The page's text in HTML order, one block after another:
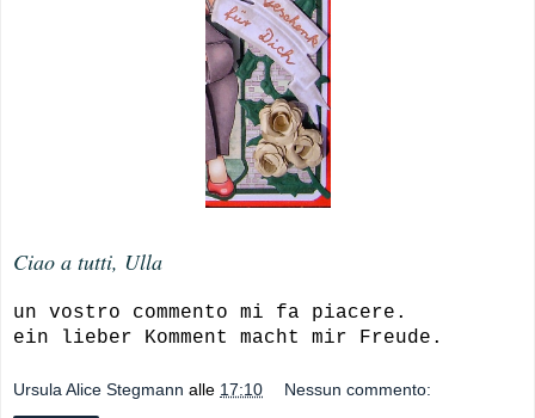
Ciao a tutti, Ulla
un vostro commento mi fa piacere.
ein lieber Komment macht mir Freude.
Ursula Alice Stegmann alle 17:10 Nessun commento: